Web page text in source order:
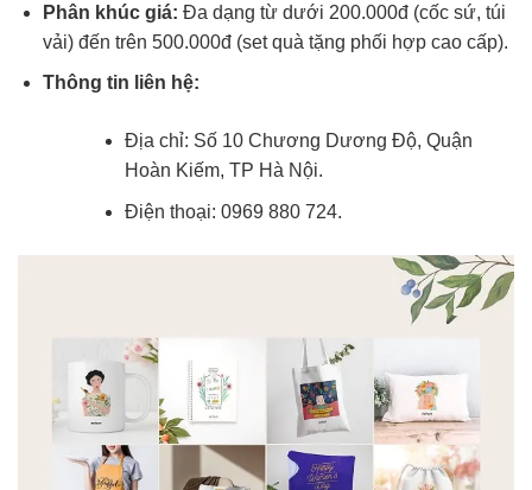
Phân khúc giá: Đa dạng từ dưới 200.000đ (cốc sứ, túi
vải) đến trên 500.000đ (set quà tặng phối hợp cao cấp).
Thông tin liên hệ:
Địa chỉ: Số 10 Chương Dương Độ, Quận
Hoàn Kiếm, TP Hà Nội.
Điện thoại: 0969 880 724.